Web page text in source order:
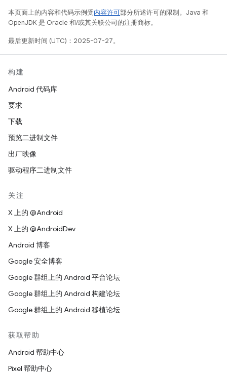
本页面上的内容和代码示例受内容许可部分所述许可的限制。Java 和
OpenJDK 是 Oracle 和/或其关联公司的注册商标。
最后更新时间 (UTC)：2025-07-27。
构建
Android 代码库
要求
下载
预览二进制文件
出厂映像
驱动程序二进制文件
关注
X 上的 @Android
X 上的 @AndroidDev
Android 博客
Google 安全博客
Google 群组上的 Android 平台论坛
Google 群组上的 Android 构建论坛
Google 群组上的 Android 移植论坛
获取帮助
Android 帮助中心
Pixel 帮助中心